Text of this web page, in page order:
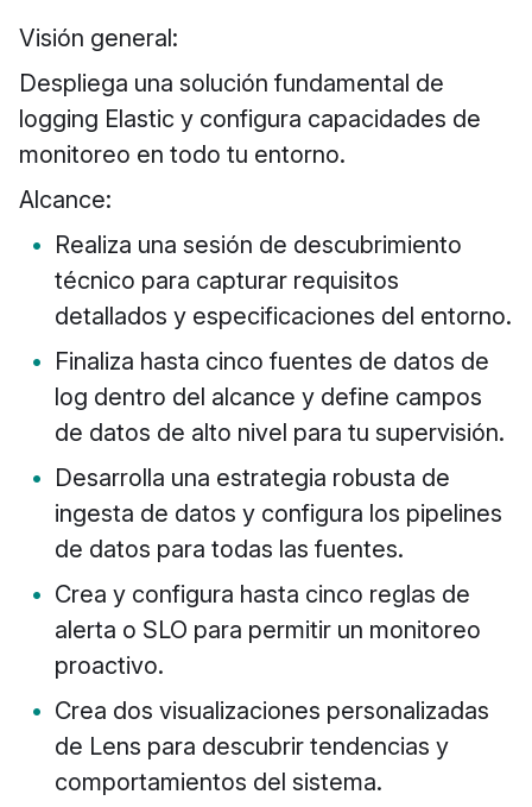
Visión general:
Despliega una solución fundamental de
logging Elastic y configura capacidades de
monitoreo en todo tu entorno.
Alcance:
Realiza una sesión de descubrimiento
técnico para capturar requisitos
detallados y especificaciones del entorno.
Finaliza hasta cinco fuentes de datos de
log dentro del alcance y define campos
de datos de alto nivel para tu supervisión.
Desarrolla una estrategia robusta de
ingesta de datos y configura los pipelines
de datos para todas las fuentes.
Crea y configura hasta cinco reglas de
alerta o SLO para permitir un monitoreo
proactivo.
Crea dos visualizaciones personalizadas
de Lens para descubrir tendencias y
comportamientos del sistema.